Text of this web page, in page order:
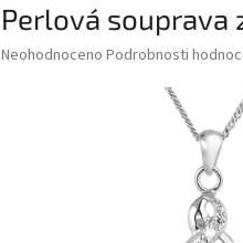
Perlová souprava
Průměrné
Neohodnoceno Podrobnosti